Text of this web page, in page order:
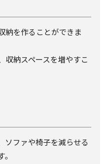
納を作ることができま
収納スペースを増やすこ
ソファや椅子を減らせる